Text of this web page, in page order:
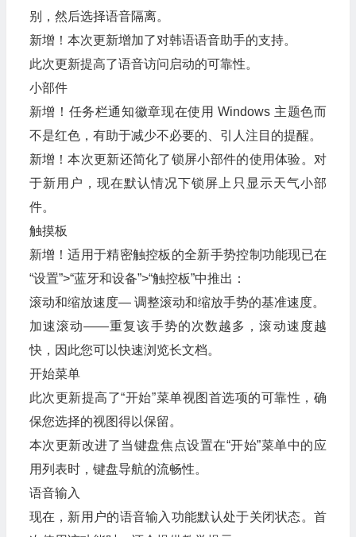
别，然后选择语音隔离。
新增！本次更新增加了对韩语语音助手的支持。
此次更新提高了语音访问启动的可靠性。
小部件
新增！任务栏通知徽章现在使用 Windows 主题色而
不是红色，有助于减少不必要的、引人注目的提醒。
新增！本次更新还简化了锁屏小部件的使用体验。对
于新用户，现在默认情况下锁屏上只显示天气小部
件。
触摸板
新增！适用于精密触控板的全新手势控制功能现已在
“设置”>“蓝牙和设备”>“触控板”中推出：
滚动和缩放速度— 调整滚动和缩放手势的基准速度。
加速滚动——重复该手势的次数越多，滚动速度越
快，因此您可以快速浏览长文档。
开始菜单
此次更新提高了“开始”菜单视图首选项的可靠性，确
保您选择的视图得以保留。
本次更新改进了当键盘焦点设置在“开始”菜单中的应
用列表时，键盘导航的流畅性。
语音输入
现在，新用户的语音输入功能默认处于关闭状态。首